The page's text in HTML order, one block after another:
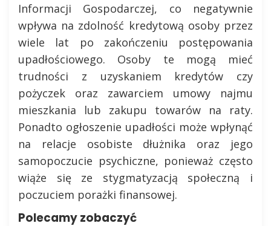
Informacji Gospodarczej, co negatywnie
wpływa na zdolność kredytową osoby przez
wiele lat po zakończeniu postępowania
upadłościowego. Osoby te mogą mieć
trudności z uzyskaniem kredytów czy
pożyczek oraz zawarciem umowy najmu
mieszkania lub zakupu towarów na raty.
Ponadto ogłoszenie upadłości może wpłynąć
na relacje osobiste dłużnika oraz jego
samopoczucie psychiczne, ponieważ często
wiąże się ze stygmatyzacją społeczną i
poczuciem porażki finansowej.
Polecamy zobaczyć